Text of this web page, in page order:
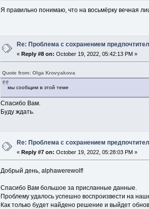
Я правильно понимаю, что на восьмёрку вечная
Re: Проблема с сохранением
«Reply #8 on: October 19, 2022, 05:42:13 PM »
Quote from: Olga Krovyakova
мы сообщим в этой теме
Спасибо Вам.
Буду ждать.
Re: Проблема с сохранением
«Reply #7 on: October 19, 2022, 05:28:03 PM »
Добрый день, alphawerewolf!
Спасибо Вам большое за присланные данные.
Проблему удалось успешно воспроизвести на
Как только будет найдено решение и выйдет